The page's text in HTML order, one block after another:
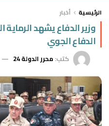
الرئيسية أخبار
وزير الدفاع يشهد الرماية
الدفاع الجوي
كتب: محرر الدولة 24